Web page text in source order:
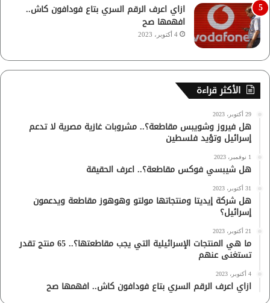
ازاي اعرف الرقم السري بتاع فودافون كاش..
افهمها صح
4 أكتوبر، 2023
الأكثر قراءة
29 أكتوبر، 2023
هل فيروز وشويبس مقاطعة؟.. مشروبات غازية مصرية لا تدعم
إسرائيل وتؤيد فلسطين
1 نوفمبر، 2023
هل شيبسي فوكس مقاطعة؟.. اعرف الحقيقة
31 أكتوبر، 2023
هل شركة إيديتا ومنتجاتها مولتو وهوهوز مقاطعة ويدعمون
إسرائيل؟
21 أكتوبر، 2023
ما هي المنتجات الإسرائيلية التي يجب مقاطعتها؟.. 65 منتج تقدر
تستغنى عنهم
4 أكتوبر، 2023
ازاي اعرف الرقم السري بتاع فودافون كاش.. افهمها صح